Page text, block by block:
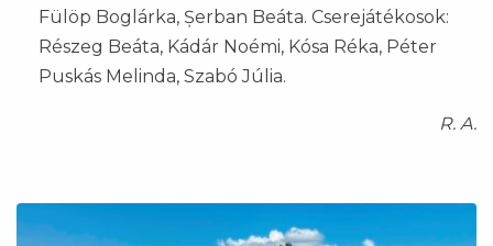
Fülöp Boglárka, Șerban Beáta. Cserejátékosok:
Részeg Beáta, Kádár Noémi, Kósa Réka, Péter
Puskás Melinda, Szabó Júlia.
R. A.